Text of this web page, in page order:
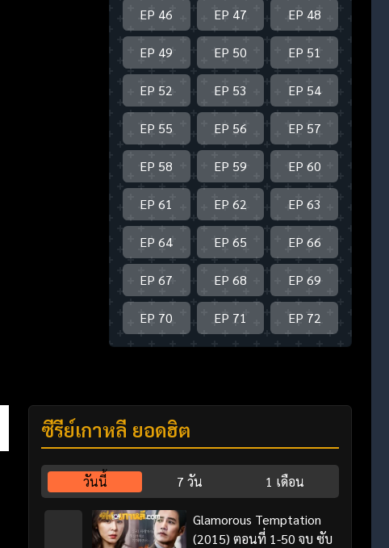
EP 46 EP 47 EP 48
EP 49 EP 50 EP 51
EP 52 EP 53 EP 54
EP 55 EP 56 EP 57
EP 58 EP 59 EP 60
EP 61 EP 62 EP 63
EP 64 EP 65 EP 66
EP 67 EP 68 EP 69
EP 70 EP 71 EP 72
ซีรี่ย์เกาหลี ยอดฮิต
วันนี้ 7 วัน 1 เดือน
Glamorous Temptation
(2015) ตอนที่ 1-50 จบ ซับ